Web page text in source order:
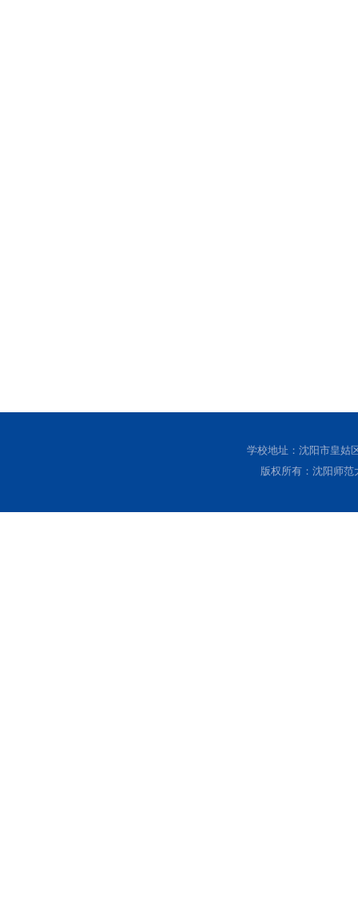
学校地址：沈阳市皇姑
版权所有：沈阳师